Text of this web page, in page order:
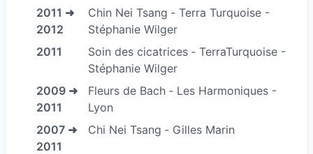
"guérison", en me plaçant à l’écoute du corps et
des émotions qu'il cache pour parvenir à les
gérer...
Dans un espace sécurisé, je vous propose un
voyage par le touvher à la rencontre des
espaces blessés et qui demandent à être
entendus pour s'ouvrir et se libérer de leurs
blocages. Vous pourrez vivre différents
2011 ➜
2012
Chin Nei Tsang ‐ Terra Turquoise -
Stéphanie Wilger
2011
Soin des cicatrices ‐ TerraTurquoise -
Stéphanie Wilger
2009 ➜
2011
Fleurs de Bach ‐ Les Harmoniques -
Lyon
2007 ➜
2011
Chi Nei Tsang ‐ Gilles Marin